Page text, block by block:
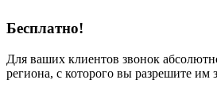
Бесплатно!
Для ваших клиентов звонок
региона, с которого вы разрешите им